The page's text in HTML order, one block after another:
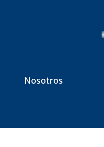
Nosotros